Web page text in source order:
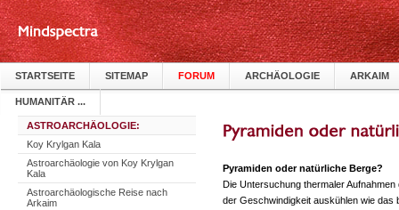
STARTSEITE SITEMAP FORUM ARCHÄOLOGIE ARKAIM
HUMANITÄR ...
ASTROARCHÄOLOGIE:
Koy Krylgan Kala
Astroarchäologie von Koy Krylgan
Kala
Astroarchäologische Reise nach
Arkaim
Pyramiden oder natürliche Berge?
Die Untersuchung thermaler
der Geschwindigkeit auskühlen wie das